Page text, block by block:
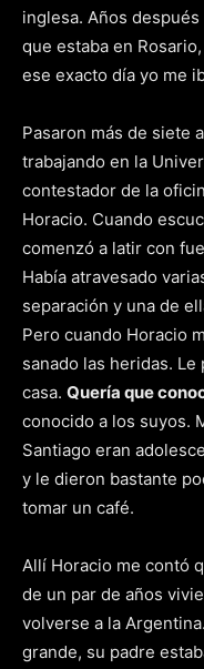
inglesa. Años
que estaba en
ese exacto día yo me
Pasaron más de siete
trabajando en la
contestador de la
Horacio. Cuando
comenzó a latir con
Había atravesado
separación y una de
Pero cuando Horacio
sanado las heridas.
casa. Quería que
conocido a los suyos.
Santiago eran
y le dieron bastante
tomar un café.
Allí Horacio me contó
de un par de años
volverse a la
grande, su padre